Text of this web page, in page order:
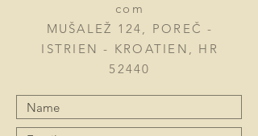
com
MUŠALEŽ 124, POREČ -
ISTRIEN - KROATIEN, HR
52440